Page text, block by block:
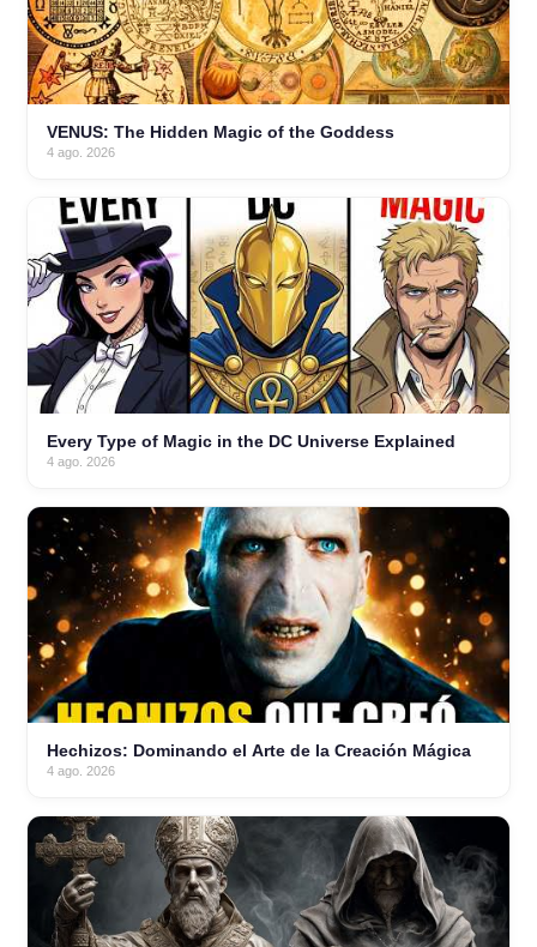
VENUS: The Hidden Magic of the Goddess
4 ago. 2026
Every Type of Magic in the DC Universe Explained
4 ago. 2026
Hechizos: Dominando el Arte de la Creación Mágica
4 ago. 2026